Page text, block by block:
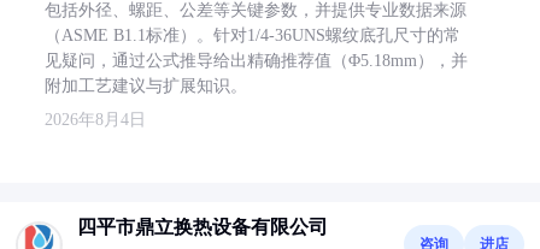
包括外径、螺距、公差等关键参数，并提供专业数据来源
（ASME B1.1标准）。针对1/4-36UNS螺纹底孔尺寸的常
见疑问，通过公式推导给出精确推荐值（Φ5.18mm），并
附加工艺建议与扩展知识。
2026年8月4日
四平市鼎立换热设备有限公司
咨询 进店